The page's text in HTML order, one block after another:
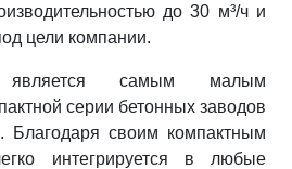
до 30 м³/ч и
цели компании.
самым малым
серии бетонных заводов
Благодаря своим компактным
интегрируется в любые